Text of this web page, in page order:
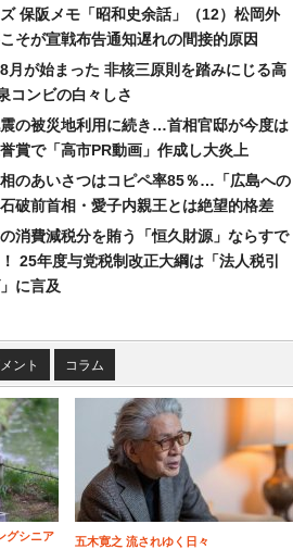
保阪メモ「昭和史余話」（12）松岡外
そが宣戦布告通知遅れの間接的原因
月が始まった 非核三原則を踏みにじる高
コンビの白々しさ
の被災地利用に続き…首相官邸が今度は
賞で「高市PR動画」作成し大炎上
のあいさつはコピペ率85％…「広島への
破前首相・愛子内親王とは絶望的格差
消費減税分を賄う「恒久財源」ならすで
25年度与党税制改正大綱は「法人税引
に言及
ント コラム
グシニア
五木寛之 流されゆく日々